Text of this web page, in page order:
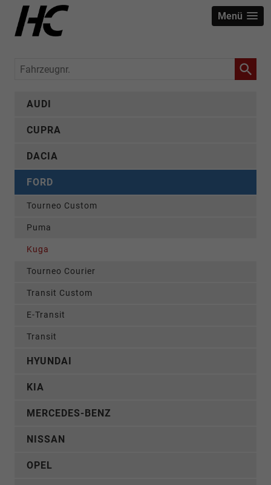
Menü
Fahrzeugnr.
AUDI
CUPRA
DACIA
FORD
Tourneo Custom
Puma
Kuga
Tourneo Courier
Transit Custom
E-Transit
Transit
HYUNDAI
KIA
MERCEDES-BENZ
NISSAN
OPEL